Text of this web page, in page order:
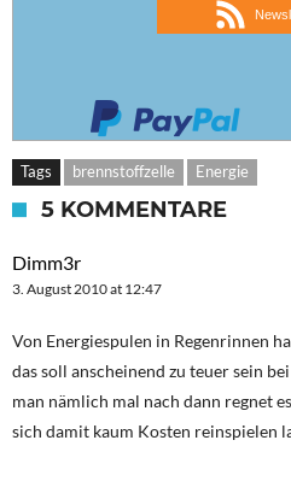
Tags brennstoffzelle Energie
5 KOMMENTARE
Dimm3r
3. August 2010 at 12:47
Von Energiespulen in Regenrinnen
das soll anscheinend zu teuer sein
man nämlich mal nach dann regnet
sich damit kaum Kosten reinspielen